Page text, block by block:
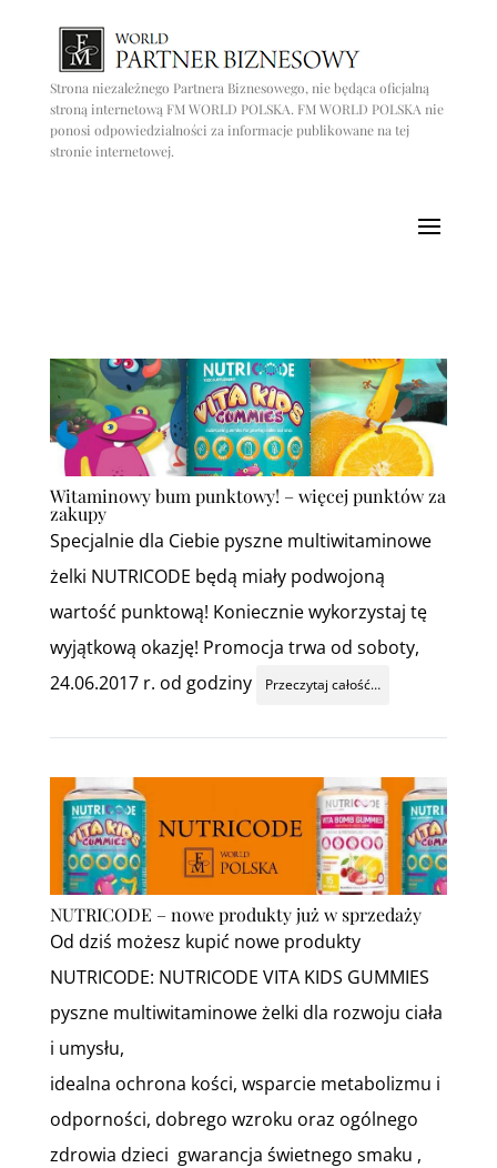
Strona niezależnego Partnera Biznesowego, nie będąca oficjalną
stroną internetową FM WORLD POLSKA. FM WORLD POLSKA nie
ponosi odpowiedzialności za informacje publikowane na tej
stronie internetowej.
Witaminowy bum punktowy! – więcej punktów za
zakupy
Specjalnie dla Ciebie pyszne multiwitaminowe
żelki NUTRICODE będą miały podwojoną
wartość punktową! Koniecznie wykorzystaj tę
wyjątkową okazję! Promocja trwa od soboty,
24.06.2017 r. od godziny
Przeczytaj całość…
NUTRICODE – nowe produkty już w sprzedaży
Od dziś możesz kupić nowe produkty
NUTRICODE: NUTRICODE VITA KIDS GUMMIES
pyszne multiwitaminowe żelki dla rozwoju ciała
i umysłu,
idealna ochrona kości, wsparcie metabolizmu i
odporności, dobrego wzroku oraz ogólnego
zdrowia dzieci gwarancja świetnego smaku ,